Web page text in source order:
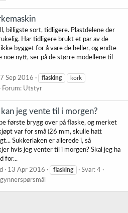
billigste sort, tidligere. Plastdelene der
Har tidligere brukt et par av de
bygget for å vare de heller, og endte
noe nytt, ser på de større modellene til
7 Sep 2016 flasking
kork
Forum: Utstyr
jeg vente til i morgen?
første brygg over på flaske, og merket
var for små (26 mm, skulle hatt
Sukkerlaken er allerede i, så
hvis jeg venter til i morgen? Skal jeg ha
for...
13 Apr 2016 flasking
Svar: 4